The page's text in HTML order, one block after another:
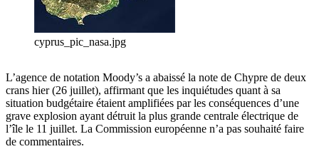
cyprus_pic_nasa.jpg
L’agence de notation Moody’s a abaissé la note de Chypre de deux
crans hier (26 juillet), affirmant que les inquiétudes quant à sa
situation budgétaire étaient amplifiées par les conséquences d’une
grave explosion ayant détruit la plus grande centrale électrique de
l’île le 11 juillet. La Commission européenne n’a pas souhaité faire
de commentaires.